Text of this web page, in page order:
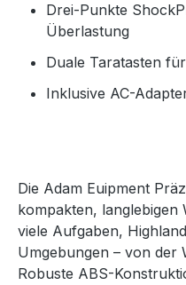
Drei-Punkte
Überlastung
Duale Taratasten
Inklusive AC-
Die Adam Euipment
kompakten, langlebigen
viele Aufgaben,
Umgebungen – von der
Robuste ABS-